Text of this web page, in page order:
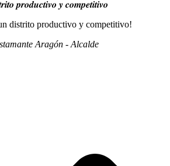
𝒑𝒓𝒐𝒅𝒖𝒄𝒕𝒊𝒗𝒐 𝒚 𝒄𝒐𝒎𝒑𝒆𝒕𝒊𝒕𝒊𝒗𝒐
distrito productivo y competitivo!
Aragón - Alcalde